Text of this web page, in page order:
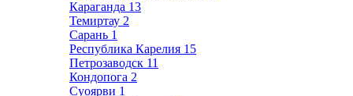
Караганда 13
Темиртау 2
Сарань 1
Республика Карелия 15
Петрозаводск 11
Кондопога 2
Суоярви 1